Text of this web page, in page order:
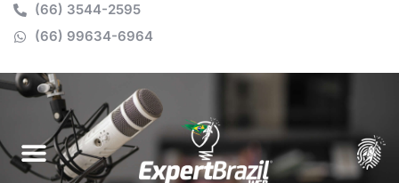
(66) 3544-2595
(66) 99634-6964